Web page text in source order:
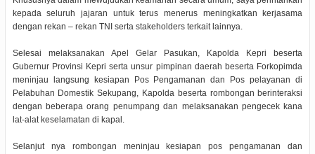
kepada seluruh jajaran untuk terus menerus meningkatkan kerjasama
dengan rekan – rekan TNI serta stakeholders terkait lainnya.
Selesai melaksanakan Apel Gelar Pasukan, Kapolda Kepri beserta
Gubernur Provinsi Kepri serta unsur pimpinan daerah beserta Forkopimda
meninjau langsung kesiapan Pos Pengamanan dan Pos pelayanan di
Pelabuhan Domestik Sekupang, Kapolda beserta rombongan berinteraksi
dengan beberapa orang penumpang dan melaksanakan pengecek kana
lat-alat keselamatan di kapal.
Selanjut nya rombongan meninjau kesiapan pos pengamanan dan